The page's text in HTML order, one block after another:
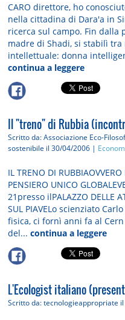
CARO direttore, ho
nella cittadina di Dara'a in
ricerca sul campo. Fin
madre di Shadi, si stabilì
intellettuale: donna
continua a leggere
Il "treno" di Rubbia
Scritto da: Associazione Eco-
sostenibile il 30/04/2006 |
IL TRENO DI
PENSIERO UNICO
21presso ilPALAZZO DELLE
SUL PIAVELo scienziato
fisica, ci fornì anni fa al
del...continua a leggere
L'Ecologist italiano
Scritto da: tecnologieappropriate